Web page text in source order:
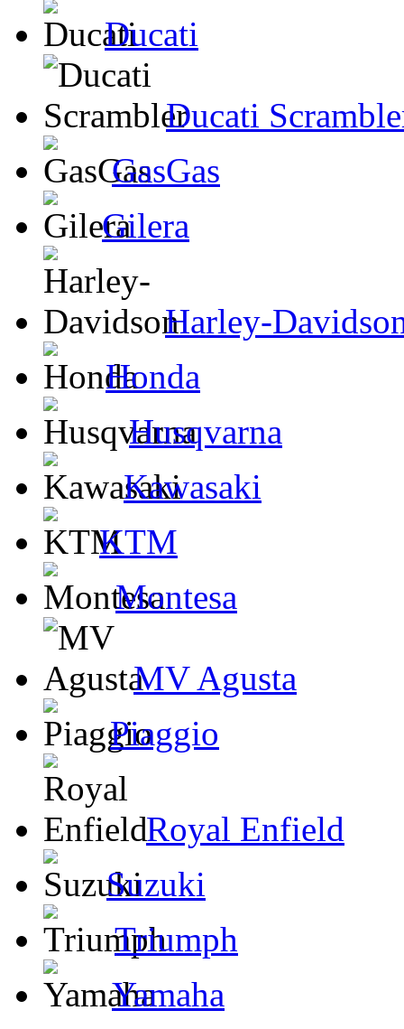
Ducati
Ducati
GasGas
Gilera
Harley-
Honda
Husqvarna
Kawasaki
KTM
Montesa
MV Agusta
Piaggio
Royal Enfield
Suzuki
Triumph
Yamaha